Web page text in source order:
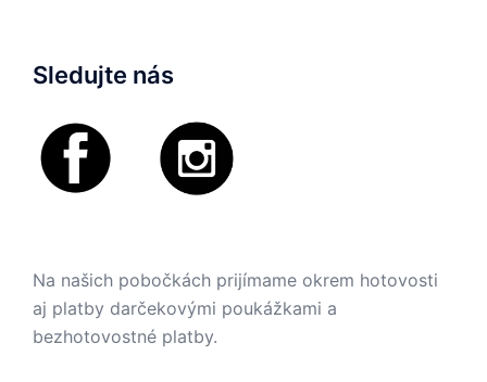
Sledujte nás
Na našich pobočkách prijímame okrem hotovosti
aj platby darčekovými poukážkami a
bezhotovostné platby.